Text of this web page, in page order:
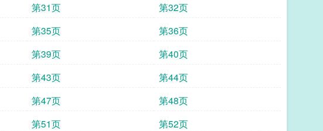
第31页
第32页
第35页
第36页
第39页
第40页
第43页
第44页
第47页
第48页
第51页
第52页